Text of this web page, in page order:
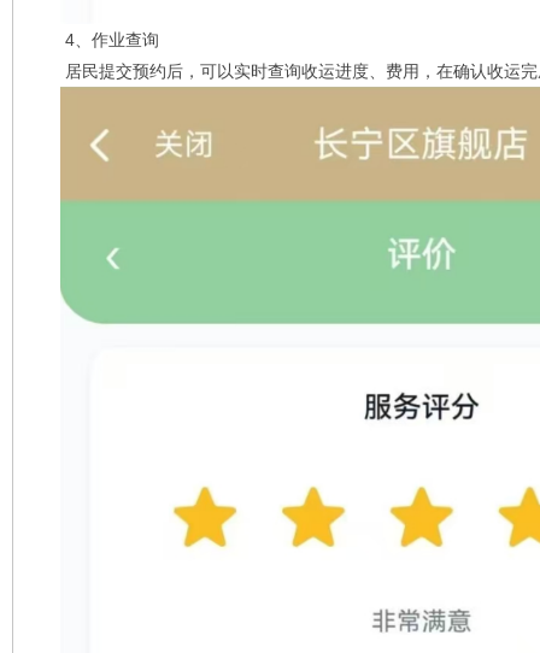
4、作业查询
居民提交预约后，可以实时查询收运进度、费用，在确认收运完